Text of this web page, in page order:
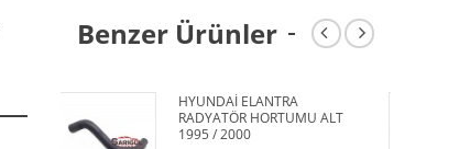
Benzer Ürünler
HYUNDAİ ELANTRA
RADYATÖR HORTUMU ALT
1995 / 2000